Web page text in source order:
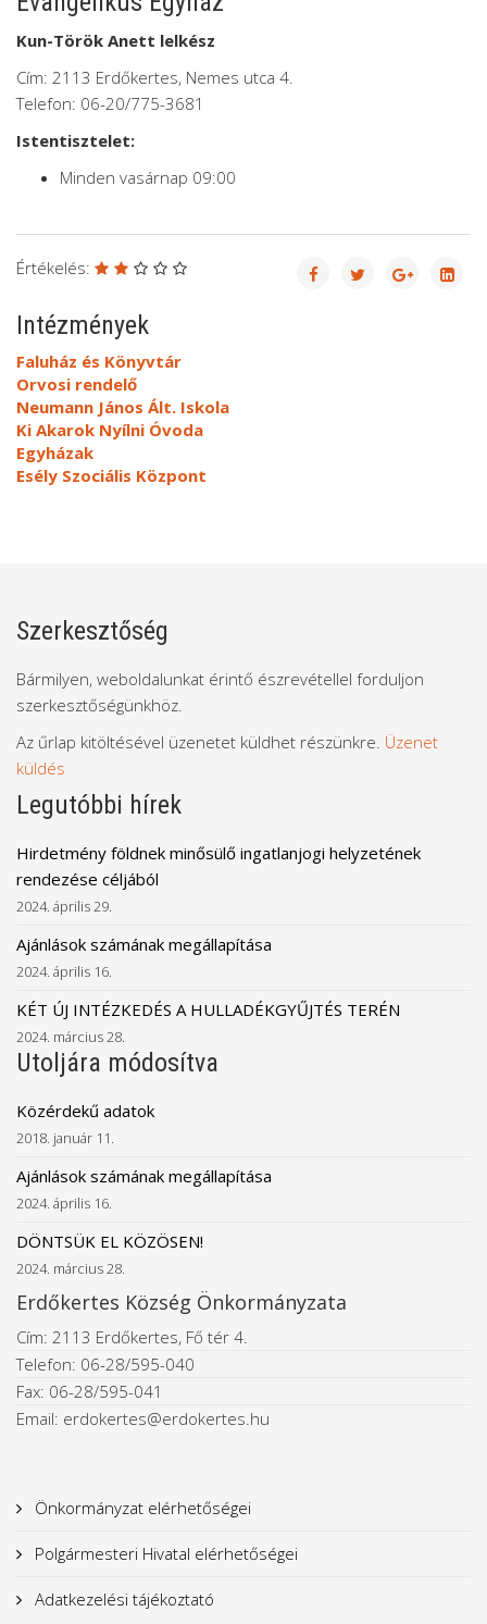
Kun-Török Anett lelkész
Cím: 2113 Erdőkertes, Nemes utca 4.
Telefon: 06-20/775-3681
Istentisztelet:
Minden vasárnap 09:00
Értékelés:
Intézmények
Faluház és Könyvtár
Orvosi rendelő
Neumann János Ált. Iskola
Ki Akarok Nyílni Óvoda
Egyházak
Esély Szociális Központ
Szerkesztőség
Bármilyen, weboldalunkat érintő észrevétellel forduljon
szerkesztőségünkhöz.
Az űrlap kitöltésével üzenetet küldhet részünkre. Üzenet
küldés
Legutóbbi hírek
Hirdetmény földnek minősülő ingatlanjogi helyzetének
rendezése céljából
2024. április 29.
Ajánlások számának megállapítása
2024. április 16.
KÉT ÚJ INTÉZKEDÉS A HULLADÉKGYŰJTÉS TERÉN
2024. március 28.
Utoljára módosítva
Közérdekű adatok
2018. január 11.
Ajánlások számának megállapítása
2024. április 16.
DÖNTSÜK EL KÖZÖSEN!
2024. március 28.
Erdőkertes Község Önkormányzata
Cím: 2113 Erdőkertes, Fő tér 4.
Telefon: 06-28/595-040
Fax: 06-28/595-041
Email: erdokertes@erdokertes.hu
Önkormányzat elérhetőségei
Polgármesteri Hivatal elérhetőségei
Adatkezelési tájékoztató